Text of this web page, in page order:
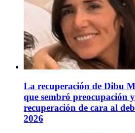
La recuperación de Dibu
que sembró preocupación
recuperación de cara al
2026